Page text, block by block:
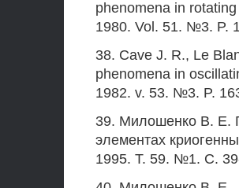
phenomena in
1980. Vol. 51. №3. P.
38. Cave J. R., Le
phenomena in
1982. v. 53. №3. P.
39. Милошенко В. E.
элементах
1995. Т. 59. №1. С.